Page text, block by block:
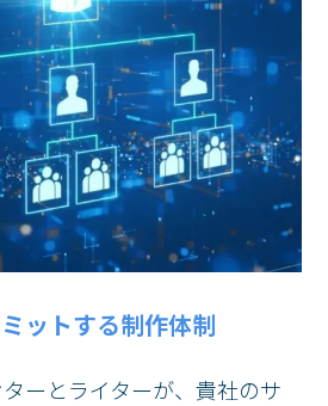
ットする制作体制
ーとライターが、貴社のサ